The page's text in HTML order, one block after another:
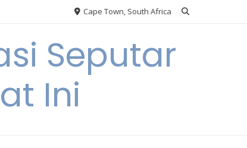
Cape Town, South Africa
Seputar
Ini